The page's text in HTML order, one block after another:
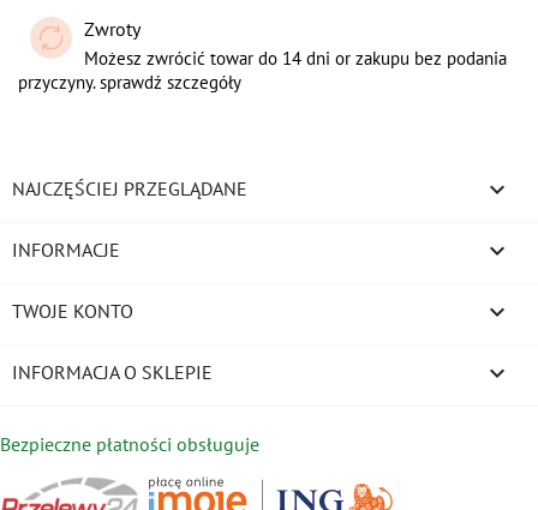
Zwroty
Możesz zwrócić towar do 14 dni or zakupu bez podania
przyczyny. sprawdź szczegóły
NAJCZĘŚCIEJ PRZEGLĄDANE 
INFORMACJE 
TWOJE KONTO 
INFORMACJA O SKLEPIE keyboard_arrow_down
Bezpieczne płatności obsługuje